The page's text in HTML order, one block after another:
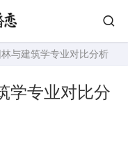
与建筑学专业对比分析
学专业对比分